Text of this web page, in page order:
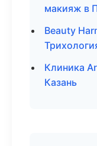
макияж в
Beauty
Клиника
Казань